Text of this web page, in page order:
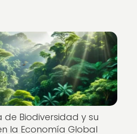
de Biodiversidad y su
la Economía Global